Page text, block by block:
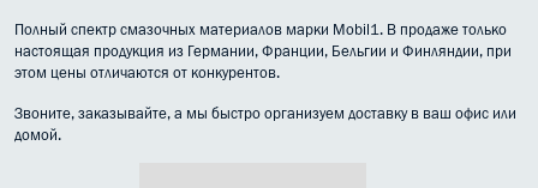
Дизельные масла
Масло Mobil 1
Bardahl Бардаль
Meguin
Масло Shell
Полный спектр смазочных материалов марки Mobil1. В продаже только
настоящая продукция из Германии, Франции, Бельгии и Финляндии, при
этом цены отличаются от конкурентов.
Звоните, заказывайте, а мы быстро организуем доставку в ваш офис или
домой.